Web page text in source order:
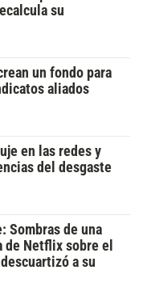
su
un fondo para
aliados
en las redes y
del desgaste
Sombras de una
Netflix sobre el
a su